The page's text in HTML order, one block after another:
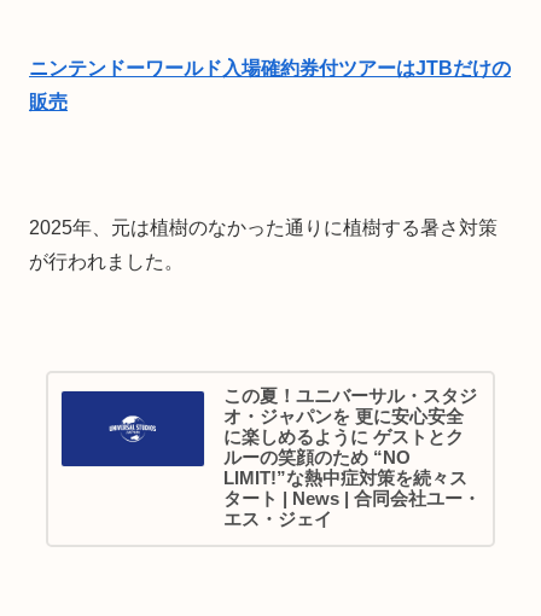
ニンテンドーワールド入場確約券付ツアーはJTBだけの
販売
2025年、元は植樹のなかった通りに植樹する暑さ対策
が行われました。
この夏！ユニバーサル・スタジ
オ・ジャパンを 更に安心安全
に楽しめるように ゲストとク
ルーの笑顔のため “NO
LIMIT!”な熱中症対策を続々ス
タート | News | 合同会社ユー・
エス・ジェイ